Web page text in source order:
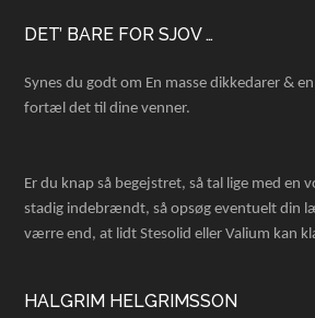
Footer
DET’ BARE FOR SJOV …
Synes du godt om En masse dikkedarer &
fortæl det til dine venner.
Er du knap så begejstret, så tal lige med en
stadig indebrændt, så opsøg eventuelt din
værre end, at lidt Stesolid eller Valium kan
HALGRIM HELGRIMSSON